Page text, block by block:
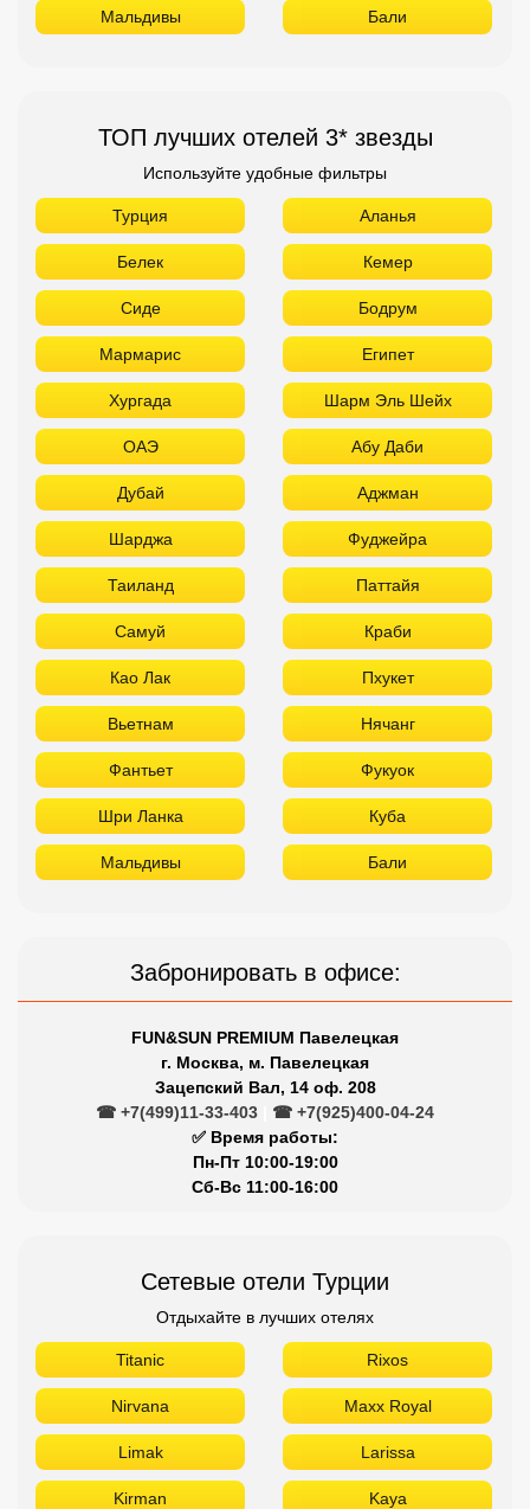
Мальдивы Бали
ТОП лучших отелей 3* звезды
Используйте удобные фильтры
Турция Аланья
Белек Кемер
Сиде Бодрум
Мармарис Египет
Хургада Шарм Эль Шейх
ОАЭ Абу Даби
Дубай Аджман
Шарджа Фуджейра
Таиланд Паттайя
Самуй Краби
Као Лак Пхукет
Вьетнам Нячанг
Фантьет Фукуок
Шри Ланка Куба
Мальдивы Бали
Забронировать в офисе:
FUN&SUN PREMIUM Павелецкая
г. Москва, м. Павелецкая
Зацепский Вал, 14 оф. 208
☎ +7(499)11-33-403
☎ +7(925)400-04-24
✅ Время работы:
Пн-Пт 10:00-19:00
Сб-Вс 11:00-16:00
Сетевые отели Турции
Отдыхайте в лучших отелях
Titanic Rixos
Nirvana Maxx Royal
Limak Larissa
Kirman Kaya